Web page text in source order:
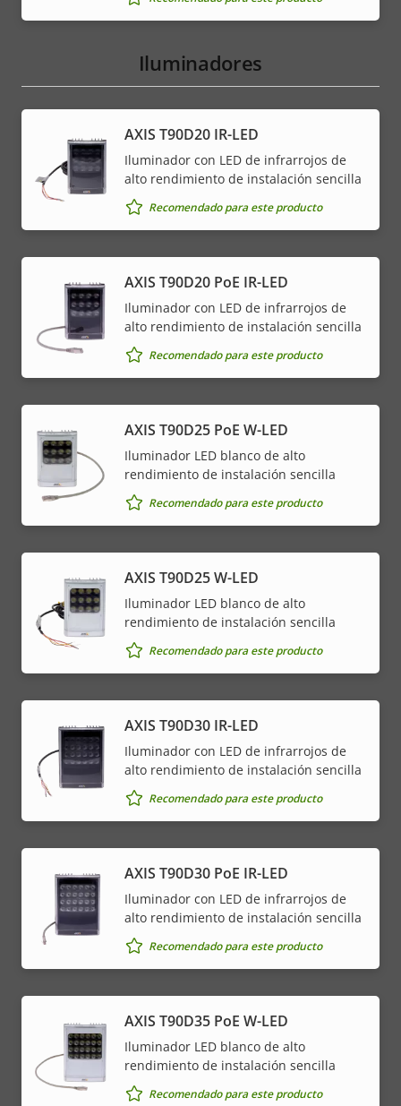
Iluminadores
AXIS T90D20 IR-LED
Iluminador con LED de infrarrojos de
alto rendimiento de instalación sencilla
Recomendado para este producto
AXIS T90D20 PoE IR-LED
Iluminador con LED de infrarrojos de
alto rendimiento de instalación sencilla
Recomendado para este producto
AXIS T90D25 PoE W-LED
Iluminador LED blanco de alto
rendimiento de instalación sencilla
Recomendado para este producto
AXIS T90D25 W-LED
Iluminador LED blanco de alto
rendimiento de instalación sencilla
Recomendado para este producto
AXIS T90D30 IR-LED
Iluminador con LED de infrarrojos de
alto rendimiento de instalación sencilla
Recomendado para este producto
AXIS T90D30 PoE IR-LED
Iluminador con LED de infrarrojos de
alto rendimiento de instalación sencilla
Recomendado para este producto
AXIS T90D35 PoE W-LED
Iluminador LED blanco de alto
rendimiento de instalación sencilla
Recomendado para este producto